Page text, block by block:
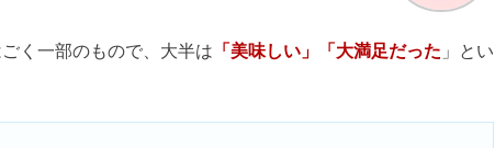
一部では「ひどかった」「まずい」という口コミがあり、実
ます。